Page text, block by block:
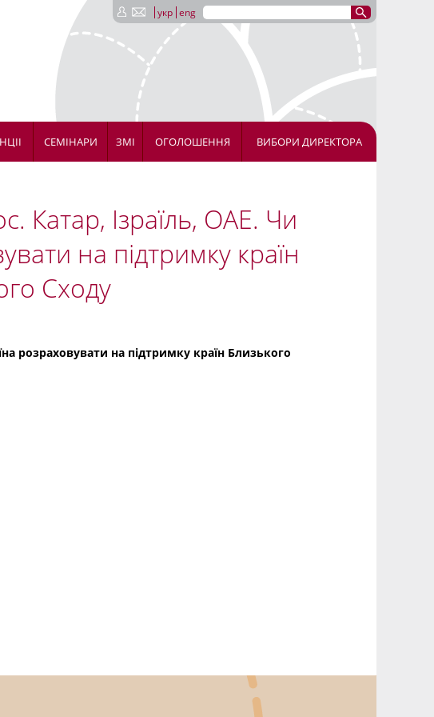
укр eng
СЕМІНАРИ ЗМІ ОГОЛОШЕННЯ ВИБОРИ ДИРЕКТОРА
Катар, Ізраїль, ОАЕ. Чи
на підтримку країн
Сходу
розраховувати на підтримку країн Близького